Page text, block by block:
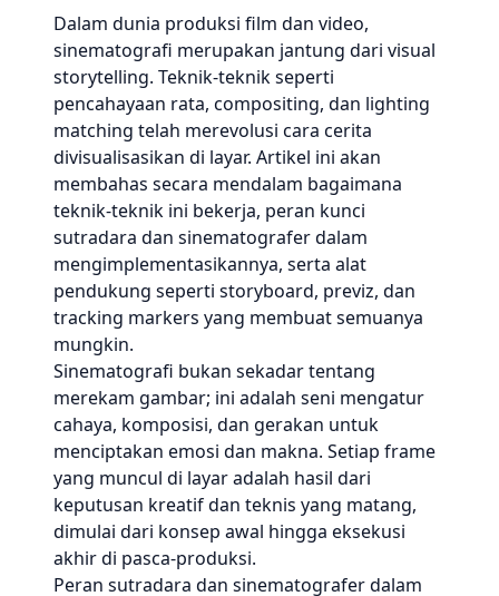
Dalam dunia produksi film dan video,
sinematografi merupakan jantung dari visual
storytelling. Teknik-teknik seperti
pencahayaan rata, compositing, dan lighting
matching telah merevolusi cara cerita
divisualisasikan di layar. Artikel ini akan
membahas secara mendalam bagaimana
teknik-teknik ini bekerja, peran kunci
sutradara dan sinematografer dalam
mengimplementasikannya, serta alat
pendukung seperti storyboard, previz, dan
tracking markers yang membuat semuanya
mungkin.
Sinematografi bukan sekadar tentang
merekam gambar; ini adalah seni mengatur
cahaya, komposisi, dan gerakan untuk
menciptakan emosi dan makna. Setiap frame
yang muncul di layar adalah hasil dari
keputusan kreatif dan teknis yang matang,
dimulai dari konsep awal hingga eksekusi
akhir di pasca-produksi.
Peran sutradara dan sinematografer dalam